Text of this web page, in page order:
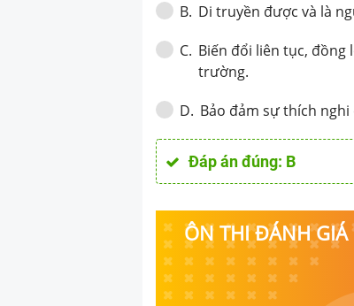
B. Di truyền được và là
C. Biến đổi liên tục,
trường.
D. Bảo đảm sự thích
Đáp án đúng: B
ÔN THI ĐÁNH GIÁ